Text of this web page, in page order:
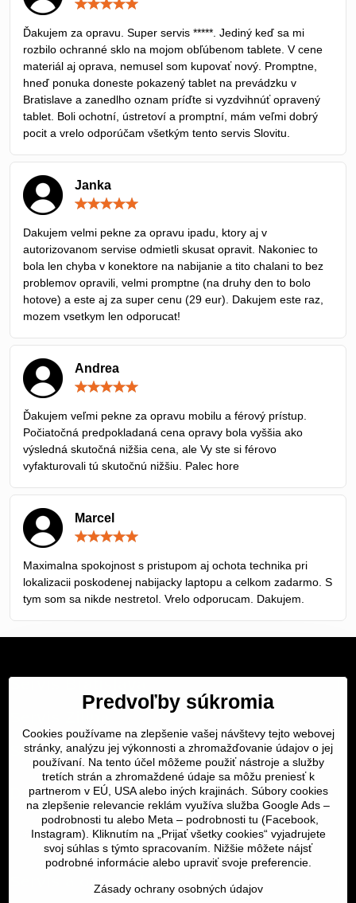
5
Ďakujem za opravu. Super servis *****. Jediný keď sa mi
rozbilo ochranné sklo na mojom obľúbenom tablete. V cene
materiál aj oprava, nemusel som kupovať nový. Promptne,
hneď ponuka doneste pokazený tablet na prevádzku v
Bratislave a zanedlho oznam príďte si vyzdvihnúť opravený
tablet. Boli ochotní, ústretoví a promptní, mám veľmi dobrý
pocit a vrelo odporúčam všetkým tento servis Slovitu.
Janka
5
Dakujem velmi pekne za opravu ipadu, ktory aj v
autorizovanom servise odmietli skusat opravit. Nakoniec to
bola len chyba v konektore na nabijanie a tito chalani to bez
problemov opravili, velmi promptne (na druhy den to bolo
hotove) a este aj za super cenu (29 eur). Dakujem este raz,
mozem vsetkym len odporucat!
Andrea
5
Ďakujem veľmi pekne za opravu mobilu a férový prístup.
Počiatočná predpokladaná cena opravy bola vyššia ako
výsledná skutočná nižšia cena, ale Vy ste si férovo
vyfakturovali tú skutočnú nižšiu. Palec hore
Marcel
5
Maximalna spokojnost s pristupom aj ochota technika pri
lokalizacii poskodenej nabijacky laptopu a celkom zadarmo. S
tym som sa nikde nestretol. Vrelo odporucam. Dakujem.
Servis Bratislava
Servis Košice
Dôležité odkazy
SERVIS KURIÉROM
Servis a oprava | slovit.sk
Predvoľby súkromia
Cookies používame na zlepšenie vašej návštevy tejto webovej
stránky, analýzu jej výkonnosti a zhromažďovanie údajov o jej
používaní. Na tento účel môžeme použiť nástroje a služby
tretích strán a zhromaždené údaje sa môžu preniesť k
partnerom v EÚ, USA alebo iných krajinách. Súbory cookies
na zlepšenie relevancie reklám využíva služba Google Ads –
podrobnosti tu alebo Meta – podrobnosti tu (Facebook,
Instagram). Kliknutím na „Prijať všetky cookies“ vyjadrujete
svoj súhlas s týmto spracovaním. Nižšie môžete nájsť
podrobné informácie alebo upraviť svoje preferencie.
Zásady ochrany osobných údajov